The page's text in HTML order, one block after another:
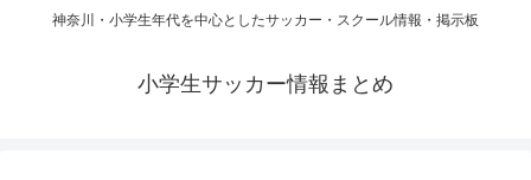
神奈川・小学生年代を中心としたサッカー・スクール情報・掲示板
小学生サッカー情報まとめ